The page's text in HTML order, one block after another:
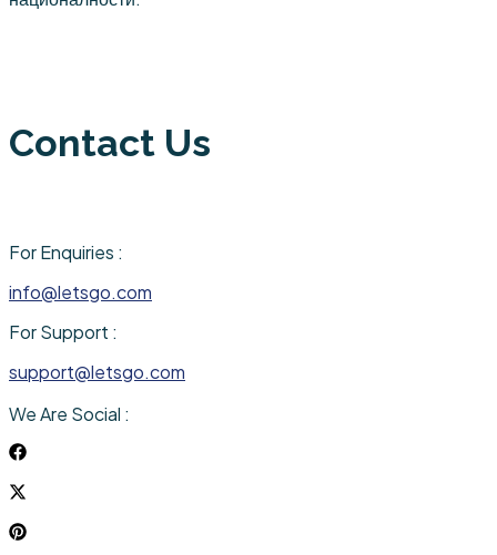
Contact Us
For Enquiries :
info@letsgo.com
For Support :
support@letsgo.com
We Are Social :